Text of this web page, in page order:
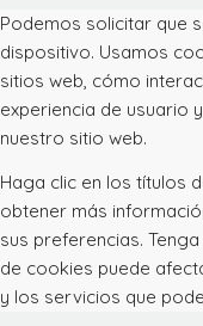
Podemos solicitar que
dispositivo. Usamos
sitios web, cómo
experiencia de usuario
nuestro sitio web.
Haga clic en los títulos
obtener más
sus preferencias.
de cookies puede
y los servicios que